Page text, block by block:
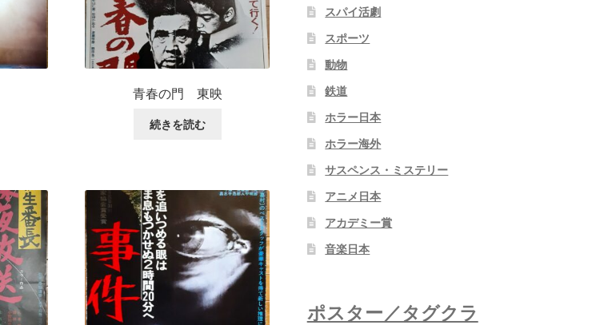
青春の門 東映
続きを読む
スパイ活劇
スポーツ
動物
鉄道
ホラー日本
ホラー海外
サスペンス・ミステリー
アニメ日本
アカデミー賞
音楽日本
ポスター／タグクラ